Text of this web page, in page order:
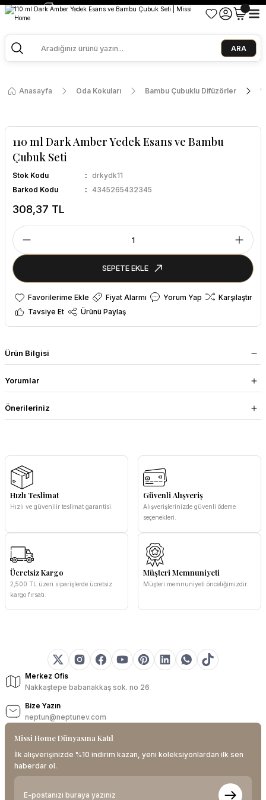
2500 TL ve Üzeri Alışverişlerde Kargo Bedava!
Missi Kokularda 3 Al 2 Öde
ARA
Anasayfa Oda Kokuları Bambu Çubuklu Difüzörler
110 ml Dark Amber Yedek Esans ve Bambu
Çubuk Seti
Stok Kodu
drkydk11
Barkod Kodu
4345265432345
308,37 TL
SEPETE EKLE
Fiyat Alarmı Yorum Yap
Karşılaştır
Tavsiye Et
Ürünü Paylaş
Ürün Bilgisi
Yorumlar
Önerileriniz
Hızlı Teslimat
Hızlı ve güvenilir teslimat garantisi.
Güvenli Alışveriş
Alışverişlerinizde güvenli ödeme
seçenekleri.
Ücretsiz Kargo
2,500 TL üzeri siparişlerde ücretsiz
kargo fırsatı.
Müşteri Memnuniyeti
Müşteri memnuniyeti önceliğimizdir.
Merkez Ofis
Nakkaştepe babanakkaş sok. no 26
Bize Yazın
neptun@neptunev.com
Missi Home Dünyasına Katıl
İlk alışverişinizde %10 indirim kazan, yeni koleksiyonlardan ilk sen
haberdar ol.